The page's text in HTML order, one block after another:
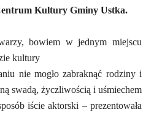
Kultury Gminy Ustka.
bowiem w jednym miejscu
kultury
nie mogło zabraknąć rodziny i
swadą, życzliwością i uśmiechem
iście aktorski – prezentowała